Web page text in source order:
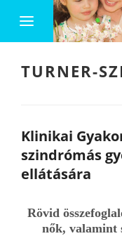
TURNER-
Klinikai
szindrómás
ellátására
Rövid
nők, valamint